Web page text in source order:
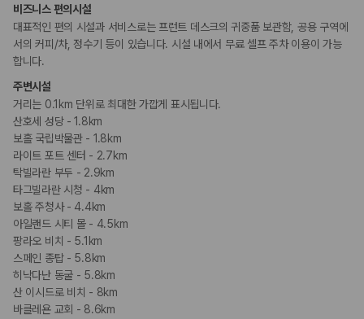
비즈니스 편의시설
대표적인 편의 시설과 서비스로는 프런트 데스크의 귀중품 보관함, 공용 구역에
서의 커피/차, 정수기 등이 있습니다. 시설 내에서 무료 셀프 주차 이용이 가능
합니다.
주변시설
거리는 0.1km 단위로 최대한 가깝게 표시됩니다.
산호세 성당 - 1.8km
보홀 국립박물관 - 1.8km
라이트 포트 센터 - 2.7km
탁빌라란 부두 - 2.9km
타그빌라란 시청 - 4km
보홀 주청사 - 4.4km
아일랜드 시티 몰 - 4.5km
팡라오 비치 - 5.1km
스페인 종탑 - 5.8km
히낙다난 동굴 - 5.8km
산 이시드로 비치 - 8km
바클레욘 교회 - 8.6km